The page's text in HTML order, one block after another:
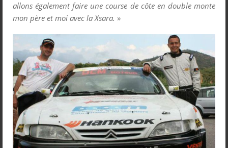
allons également faire une course de côte en double monte
mon père et moi avec la Xsara. »